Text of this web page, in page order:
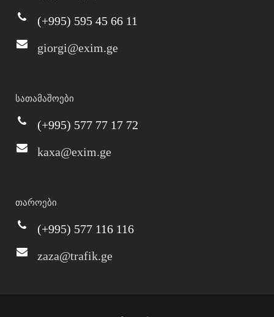
(+995) 595 45 66 11
giorgi@exim.ge
სათამაშოები
(+995) 577 77 17 72
kaxa@exim.ge
თაროები
(+995) 577 116 116
zaza@trafik.ge